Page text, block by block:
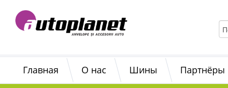
Главная О нас Шины Партнёры